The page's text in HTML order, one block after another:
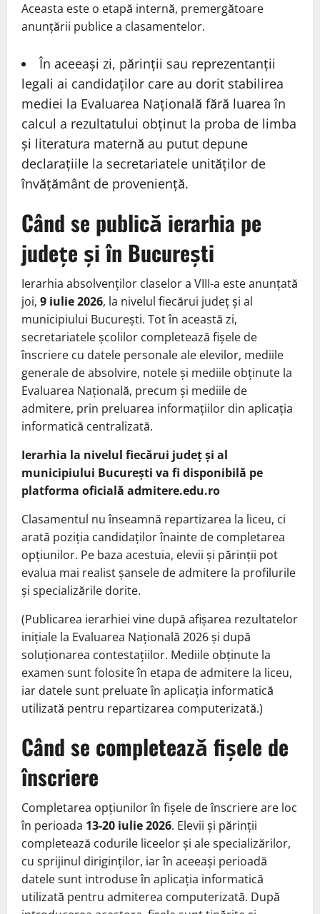
Aceasta este o etapă internă, premergătoare
anunțării publice a clasamentelor.
În aceeași zi, părinții sau reprezentanții
legali ai candidaților care au dorit stabilirea
mediei la Evaluarea Națională fără luarea în
calcul a rezultatului obținut la proba de limba
și literatura maternă au putut depune
declarațiile la secretariatele unităților de
învățământ de proveniență.
Când se publică ierarhia pe
județe și în București
Ierarhia absolvenților claselor a VIII-a este anunțată
joi, 9 iulie 2026, la nivelul fiecărui județ și al
municipiului București. Tot în această zi,
secretariatele școlilor completează fișele de
înscriere cu datele personale ale elevilor, mediile
generale de absolvire, notele și mediile obținute la
Evaluarea Națională, precum și mediile de
admitere, prin preluarea informațiilor din aplicația
informatică centralizată.
Ierarhia la nivelul fiecărui județ și al
municipiului București va fi disponibilă pe
platforma oficială admitere.edu.ro
Clasamentul nu înseamnă repartizarea la liceu, ci
arată poziția candidaților înainte de completarea
opțiunilor. Pe baza acestuia, elevii și părinții pot
evalua mai realist șansele de admitere la profilurile
și specializările dorite.
(Publicarea ierarhiei vine după afișarea rezultatelor
inițiale la Evaluarea Națională 2026 și după
soluționarea contestațiilor. Mediile obținute la
examen sunt folosite în etapa de admitere la liceu,
iar datele sunt preluate în aplicația informatică
utilizată pentru repartizarea computerizată.)
Când se completează fișele de
înscriere
Completarea opțiunilor în fișele de înscriere are loc
în perioada 13-20 iulie 2026. Elevii și părinții
completează codurile liceelor și ale specializărilor,
cu sprijinul diriginților, iar în aceeași perioadă
datele sunt introduse în aplicația informatică
utilizată pentru admiterea computerizată. După